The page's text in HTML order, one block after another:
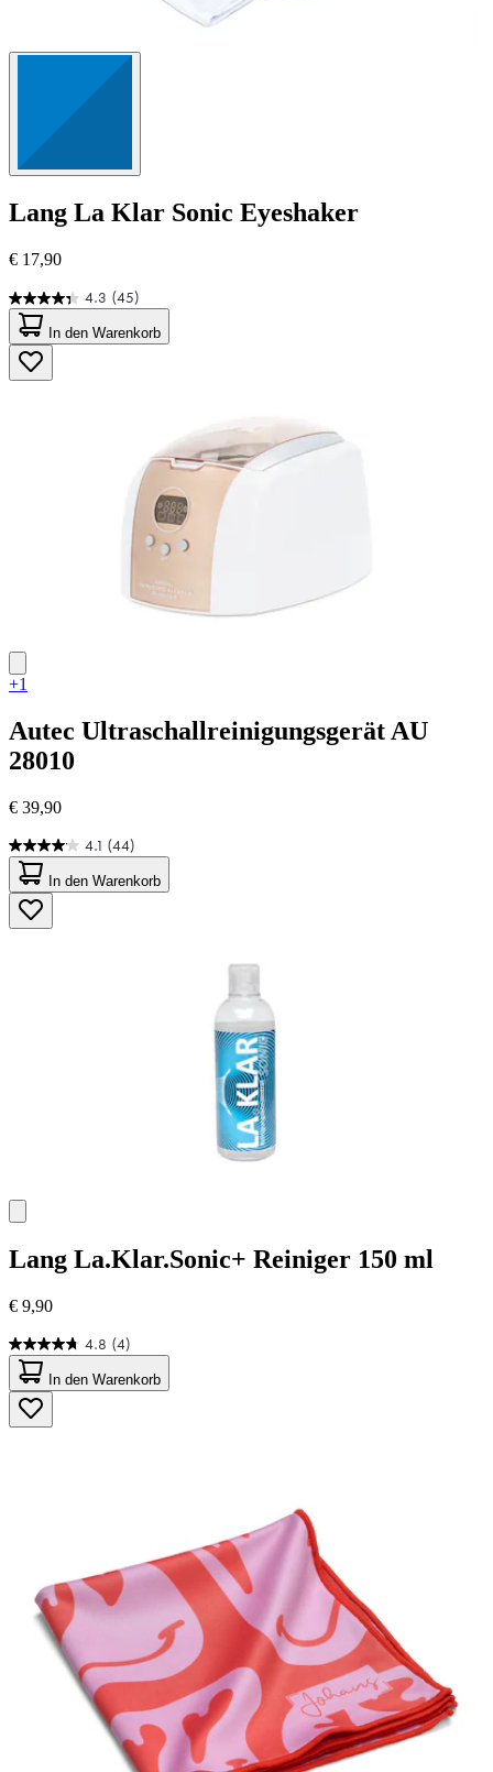
Lang La Klar Sonic Eyeshaker
€ 17,90
4.3 (45)
4.3
von
5
Sternen.
45
In den Warenkorb
+1
Autec Ultraschallreinigungsgerät AU
28010
€ 39,90
4.1 (44)
4.1
von
5
Sternen.
44
In den Warenkorb
Lang La.Klar.Sonic+ Reiniger 150 ml
€ 9,90
4.8 (4)
4.8
von
5
Sternen.
4
In den Warenkorb